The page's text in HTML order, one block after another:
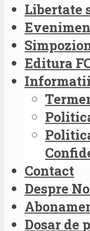
Libertate
Editura
Contact
Despre
Dosar de